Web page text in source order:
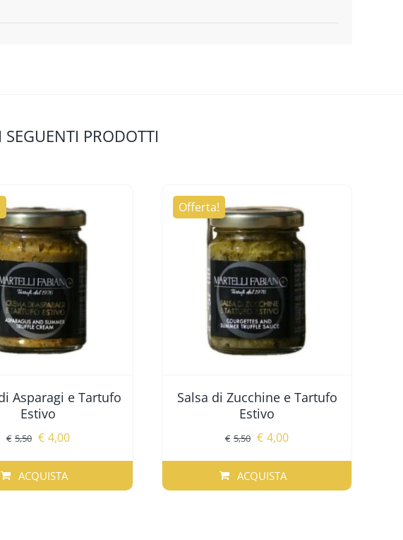
SEGUENTI PRODOTTI
Asparagi e Tartufo
Estivo
€ 5,50 Il
originale
era:
€ 4,00Il
è:
ACQUISTA
Offerta!
Salsa di Zucchine e Tartufo
Estivo
€ 5,50 Il
originale
era:
€ 4,00Il
è:
ACQUISTA